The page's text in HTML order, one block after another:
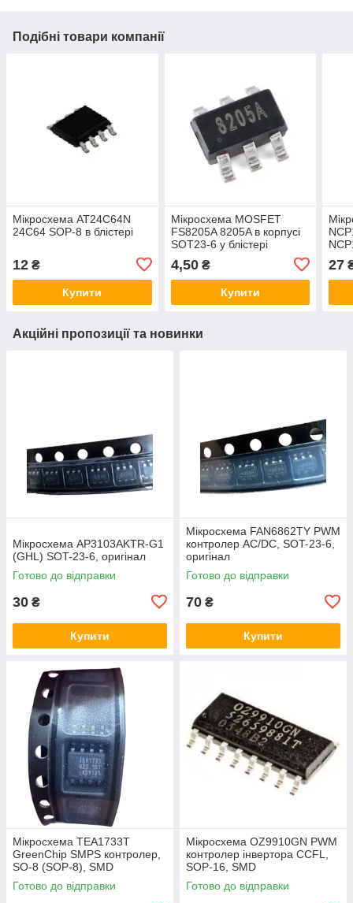
Подібні товари компанії
Мікросхема AT24C64N
24C64 SOP-8 в блістері
12 ₴
Купити
Мікросхема MOSFET
FS8205A 8205A в корпусі
SOT23-6 у блістері
4,50₴
Купити
27
Акційні пропозиції та новинки
Мікросхема AP3103AKTR-G1
(GHL) SOT-23-6, оригінал
Готово до відправки
30 ₴
Купити
Мікросхема FAN6862TY PWM
контролер AC/DC, SOT-23-6,
оригінал
Готово до відправки
70 ₴
Купити
Мікросхема TEA1733T
GreenChip SMPS контролер,
SO-8 (SOP-8), SMD
Готово до відправки
Мікросхема OZ9910GN PWM
контролер інвертора CCFL,
SOP-16, SMD
Готово до відправки